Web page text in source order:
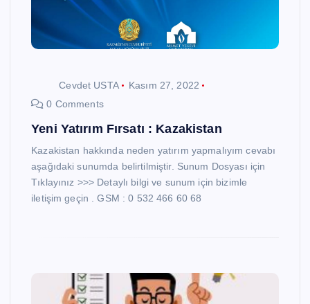
Cevdet USTA
Kasım 27, 2022
0 Comments
Yeni Yatırım Fırsatı : Kazakistan
Kazakistan hakkında neden yatırım yapmalıyım cevabı
aşağıdaki sunumda belirtilmiştir. Sunum Dosyası için
Tıklayınız >>> Detaylı bilgi ve sunum için bizimle
iletişim geçin . GSM : 0 532 466 60 68